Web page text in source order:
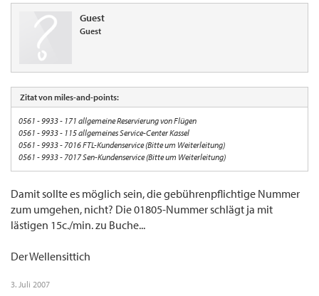
Guest
Guest
Zitat von miles-and-points:
0561 - 9933 - 171 allgemeine Reservierung von Flügen
0561 - 9933 - 115 allgemeines Service-Center Kassel
0561 - 9933 - 7016 FTL-Kundenservice (Bitte um Weiterleitung)
0561 - 9933 - 7017 Sen-Kundenservice (Bitte um Weiterleitung)
Damit sollte es möglich sein, die gebührenpflichtige Nummer
zum umgehen, nicht? Die 01805-Nummer schlägt ja mit
lästigen 15c./min. zu Buche...
Der Wellensittich
3. Juli 2007